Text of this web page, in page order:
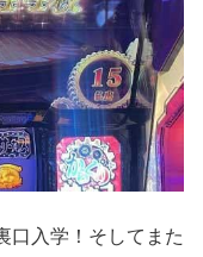
口入学！そしてまた